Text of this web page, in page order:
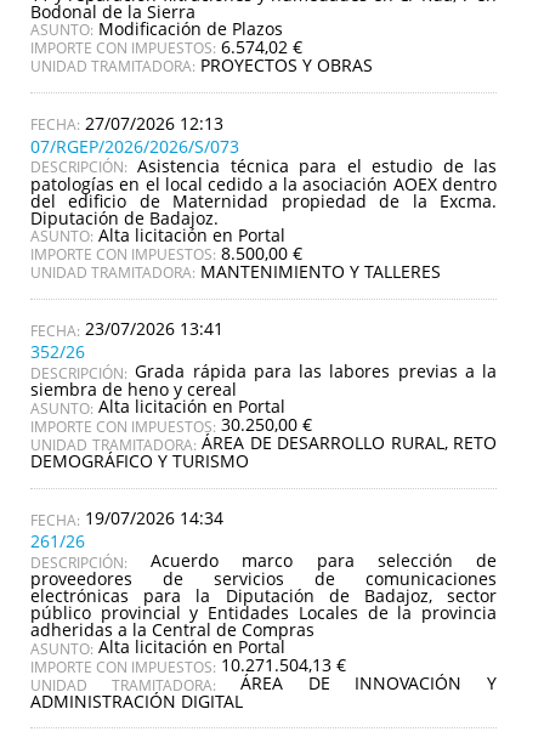
Bodonal de la Sierra
ASUNTO: Modificación de Plazos
IMPORTE CON IMPUESTOS: 6.574,02 €
UNIDAD TRAMITADORA: PROYECTOS Y OBRAS
27/07/2026 12:13
07/RGEP/2026/2026/S/073
DESCRIPCIÓN: Asistencia técnica para el estudio de las
patologías en el local cedido a la asociación AOEX dentro
del edificio de Maternidad propiedad de la Excma.
Diputación de Badajoz.
ASUNTO: Alta licitación en Portal
IMPORTE CON IMPUESTOS: 8.500,00 €
UNIDAD TRAMITADORA: MANTENIMIENTO Y TALLERES
23/07/2026 13:41
352/26
DESCRIPCIÓN: Grada rápida para las labores previas a la
siembra de heno y cereal
ASUNTO: Alta licitación en Portal
IMPORTE CON IMPUESTOS: 30.250,00 €
UNIDAD TRAMITADORA: ÁREA DE DESARROLLO RURAL, RETO
DEMOGRÁFICO Y TURISMO
19/07/2026 14:34
261/26
DESCRIPCIÓN: Acuerdo marco para selección de
proveedores de servicios de comunicaciones
electrónicas para la Diputación de Badajoz, sector
público provincial y Entidades Locales de la provincia
adheridas a la Central de Compras
ASUNTO: Alta licitación en Portal
IMPORTE CON IMPUESTOS: 10.271.504,13 €
UNIDAD TRAMITADORA: ÁREA DE INNOVACIÓN Y
ADMINISTRACIÓN DIGITAL